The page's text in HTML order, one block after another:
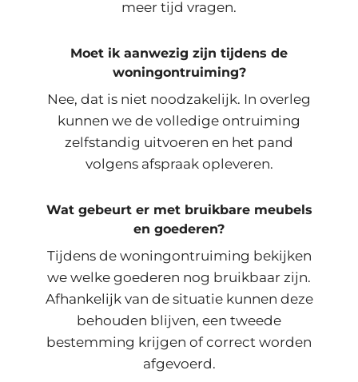
meer tijd vragen.
Moet ik aanwezig zijn tijdens de
woningontruiming?
Nee, dat is niet noodzakelijk. In overleg
kunnen we de volledige ontruiming
zelfstandig uitvoeren en het pand
volgens afspraak opleveren.
Wat gebeurt er met bruikbare meubels
en goederen?
Tijdens de woningontruiming bekijken
we welke goederen nog bruikbaar zijn.
Afhankelijk van de situatie kunnen deze
behouden blijven, een tweede
bestemming krijgen of correct worden
afgevoerd.